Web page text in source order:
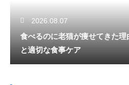
2026.08.07
食べるのに老猫が痩せてきた
と適切な食事ケア